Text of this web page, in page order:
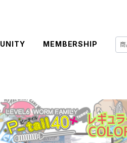
MEMBERSHIP